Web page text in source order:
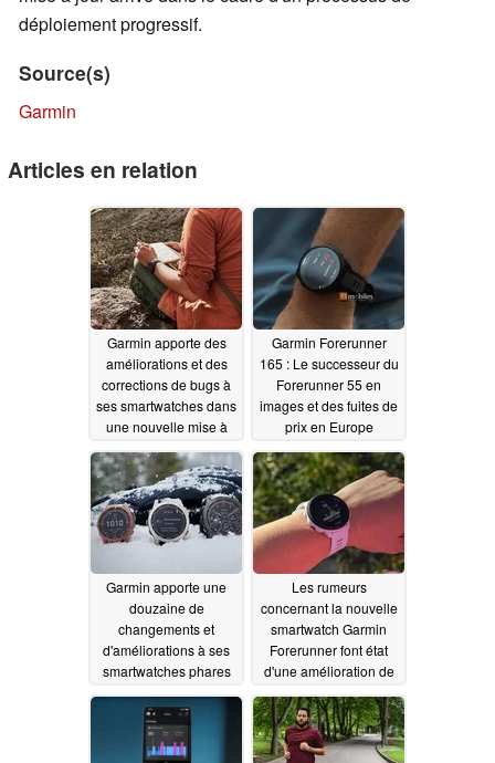
déploiement progressif.
Source(s)
Garmin
Articles en relation
Garmin apporte des
améliorations et des
corrections de bugs à
ses smartwatches dans
une nouvelle mise à
jour bêta02/17/2024
Garmin Forerunner
165 : Le successeur du
Forerunner 55 en
images et des fuites de
prix en Europe
02/15/2024
Garmin apporte une
douzaine de
changements et
d'améliorations à ses
smartwatches phares
avec sa dernière mise
à jour logicielle
02/12/2024
Les rumeurs
concernant la nouvelle
smartwatch Garmin
Forerunner font état
d'une amélioration de
l'écran AMOLED
02/08/2024